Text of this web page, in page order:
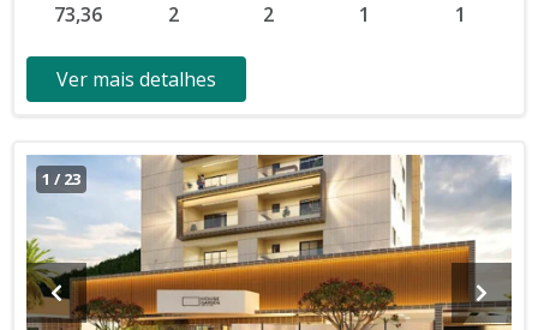
73,36
2
2
1
1
Ver mais detalhes
1 / 23